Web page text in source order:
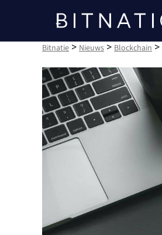
Bitnatie
Bitnatie > Nieuws > Blockchain >